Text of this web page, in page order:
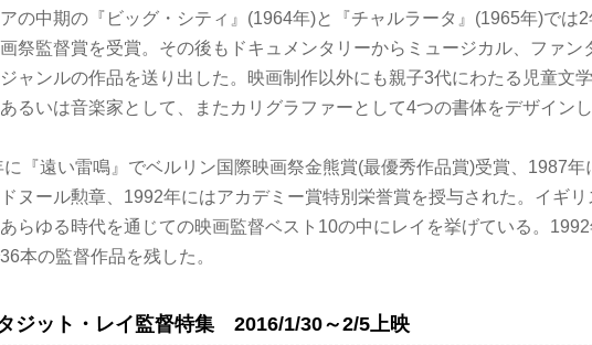
の中期の『ビッグ・シティ』(1964年)と『チャルラータ』(1965年)では
祭監督賞を受賞。その後もドキュメンタリーからミュージカル、ファン
ャンルの作品を送り出した。映画制作以外にも親子3代にわたる児童文
るいは音楽家として、またカリグラファーとして4つの書体をデザイン
に『遠い雷鳴』でベルリン国際映画祭金熊賞(最優秀作品賞)受賞、1987年
ヌール勲章、1992年にはアカデミー賞特別栄誉賞を授与された。イギ
らゆる時代を通じての映画監督ベスト10の中にレイを挙げている。1992
本の監督作品を残した。
ジット・レイ監督特集 2016/1/30～2/5上映